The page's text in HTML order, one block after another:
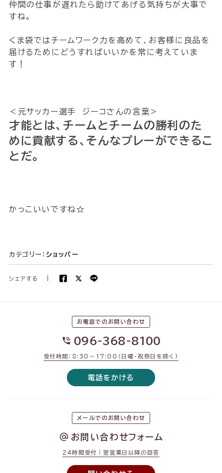
仲間の仕事が遅れたら助けてあげる気持ちが大事で
すね。
くま袋ではチームワーク力を高めて、お客様に良品を
届けるためにどうすればいいかを常に考えていま
す！
＜元サッカー選手 ジーコさんの言葉＞
才能とは、チームとチームの勝利のた
めに貢献する、そんなプレーができるこ
とだ。
かっこいいですね☆
カテゴリー： ショッパー
シェアする
お電話でのお問い合わせ
096-368-8100
受付時間：8:30〜17:00（日曜・祝祭日を除く）
電話をかける
メールでのお問い合わせ
お問い合わせフォーム
24時間受付｜翌営業日以降の回答